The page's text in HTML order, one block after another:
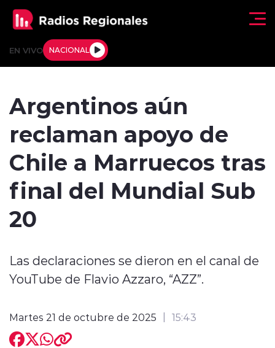
EN VIVO NACIONAL
Actualidad
Tendencias
Deportes
Entrevistas
Argentinos aún
reclaman apoyo de
Chile a Marruecos tras
final del Mundial Sub
20
Las declaraciones se dieron en el canal de
YouTube de Flavio Azzaro, “AZZ”.
Martes 21 de octubre de 2025 15:43